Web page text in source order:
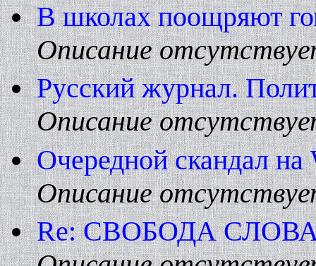
В школах поощряют
Описание
Русский журнал.
Описание
Очередной скандал на
Описание
Re: СВОБОДА СЛОВА